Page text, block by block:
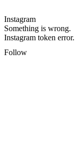
Instagram
Something is wrong.
Instagram token error.
Follow